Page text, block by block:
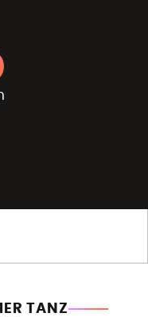
TANZ